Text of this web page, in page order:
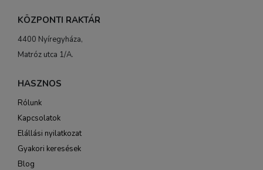
KÖZPONTI RAKTÁR
4400 Nyíregyháza,
Matróz utca 1/A.
HASZNOS
Rólunk
Kapcsolatok
Elállási nyilatkozat
Gyakori keresések
Blog